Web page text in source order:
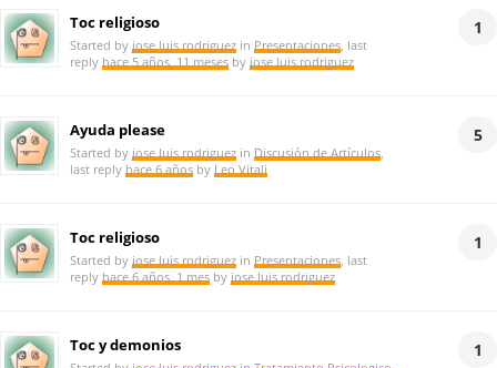
Toc religioso
Started by jose luis rodriguez in Presentaciones, last
reply hace 5 años, 11 mesesby jose luis rodriguez
1
Ayuda please
Started by jose luis rodriguez in Discusión de Artículos,
last reply hace 6 añosby Leo Vitali
5
Toc religioso
Started by jose luis rodriguez in Presentaciones, last
reply hace 6 años, 1 mesby jose luis rodriguez
1
Toc y demonios 1